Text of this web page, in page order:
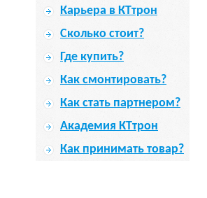
Карьера в КТтрон
Сколько стоит?
Где купить?
Как смонтировать?
Как стать партнером?
Академия КТтрон
Как принимать товар?